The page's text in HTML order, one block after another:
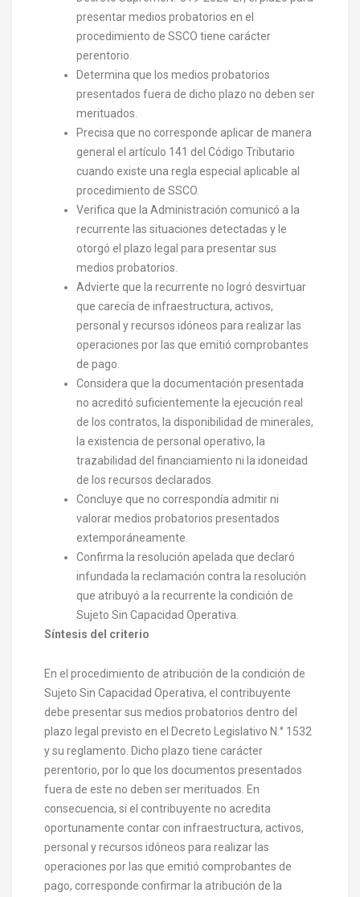
presentar medios probatorios en el
procedimiento de SSCO tiene carácter
perentorio.
Determina que los medios probatorios
presentados fuera de dicho plazo no deben ser
merituados.
Precisa que no corresponde aplicar de manera
general el artículo 141 del Código Tributario
cuando existe una regla especial aplicable al
procedimiento de SSCO.
Verifica que la Administración comunicó a la
recurrente las situaciones detectadas y le
otorgó el plazo legal para presentar sus
medios probatorios.
Advierte que la recurrente no logró desvirtuar
que carecía de infraestructura, activos,
personal y recursos idóneos para realizar las
operaciones por las que emitió comprobantes
de pago.
Considera que la documentación presentada
no acreditó suficientemente la ejecución real
de los contratos, la disponibilidad de minerales,
la existencia de personal operativo, la
trazabilidad del financiamiento ni la idoneidad
de los recursos declarados.
Concluye que no correspondía admitir ni
valorar medios probatorios presentados
extemporáneamente.
Confirma la resolución apelada que declaró
infundada la reclamación contra la resolución
que atribuyó a la recurrente la condición de
Sujeto Sin Capacidad Operativa.
Síntesis del criterio
En el procedimiento de atribución de la condición de
Sujeto Sin Capacidad Operativa, el contribuyente
debe presentar sus medios probatorios dentro del
plazo legal previsto en el Decreto Legislativo N.° 1532
y su reglamento. Dicho plazo tiene carácter
perentorio, por lo que los documentos presentados
fuera de este no deben ser merituados. En
consecuencia, si el contribuyente no acredita
oportunamente contar con infraestructura, activos,
personal y recursos idóneos para realizar las
operaciones por las que emitió comprobantes de
pago, corresponde confirmar la atribución de la